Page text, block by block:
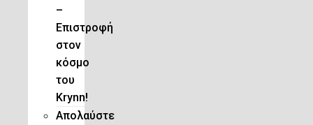
–
Eπιστροφή
στον
κόσμο
του
Krynn!
Απολαύστε